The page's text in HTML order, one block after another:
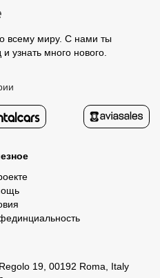
всему миру. С нами ты
узнать много нового.
19, 00192 Roma, Italy